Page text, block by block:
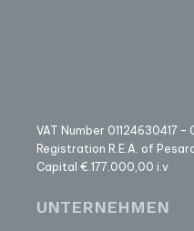
VAT Number 01124630417 –
Registration R.E.A. of
Capital €.177.000,00 i.v
UNTERNEHMEN